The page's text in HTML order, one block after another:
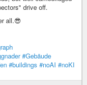
drive off.
all.😎
#Gebäude
#buildings #noAI #noKI